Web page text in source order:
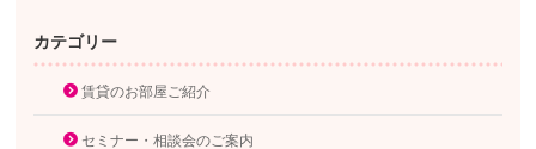
カテゴリー
賃貸のお部屋ご紹介
セミナー・相談会のご案内